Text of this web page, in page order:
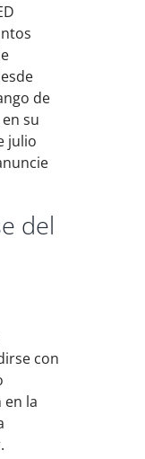
de
su
julio
del
con
en la